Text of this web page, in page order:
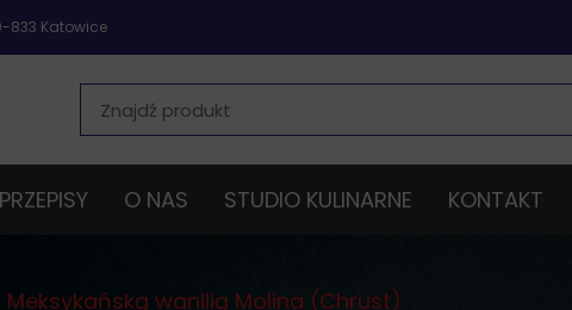
833 Katowice
PRZEPISY O NAS STUDIO KULINARNE KONTAKT
Meksykańską wanilią Molina (Chrust)